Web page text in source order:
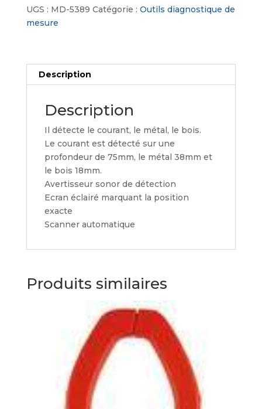
UGS : MD-5389 Catégorie : Outils diagnostique de
mesure
Description
Description
Il détecte le courant, le métal, le bois.
Le courant est détecté sur une
profondeur de 75mm, le métal 38mm et
le bois 18mm.
Avertisseur sonor de détection
Ecran éclairé marquant la position
exacte
Scanner automatique
Produits similaires